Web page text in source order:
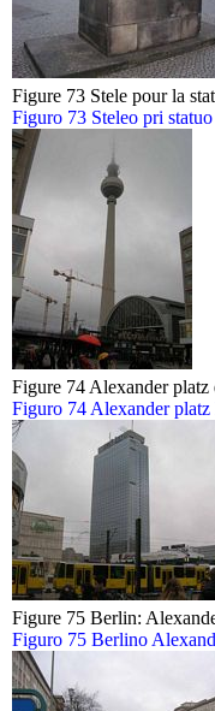
Figure 73 Stele pour la
Figuro 73 Steleo pri
Figure 74 Alexander platz
Figuro 74 Alexander
Figure 75 Berlin:
Figuro 75 Berlino